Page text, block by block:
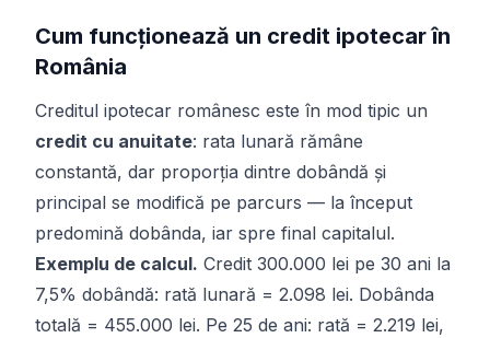
Cum funcționează un credit ipotecar în
România
Creditul ipotecar românesc este în mod tipic un
credit cu anuitate: rata lunară rămâne
constantă, dar proporția dintre dobândă și
principal se modifică pe parcurs — la început
predomină dobânda, iar spre final capitalul.
Exemplu de calcul. Credit 300.000 lei pe 30 ani la
7,5% dobândă: rată lunară = 2.098 lei. Dobânda
totală = 455.000 lei. Pe 25 de ani: rată = 2.219 lei,